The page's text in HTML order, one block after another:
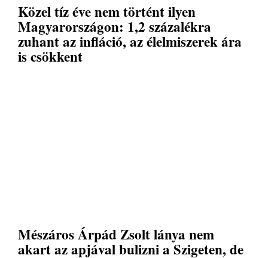
Közel tíz éve nem történt ilyen
Magyarországon: 1,2 százalékra
zuhant az infláció, az élelmiszerek ára
is csökkent
Mészáros Árpád Zsolt lánya nem
akart az apjával bulizni a Szigeten, de